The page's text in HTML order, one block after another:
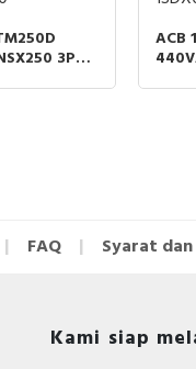
3P
ACB
FAQ Syarat
Kami siap